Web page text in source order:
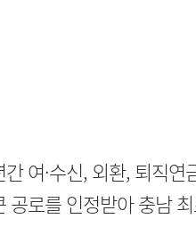
여·수신, 외환, 퇴직
공로를 인정받아 충남